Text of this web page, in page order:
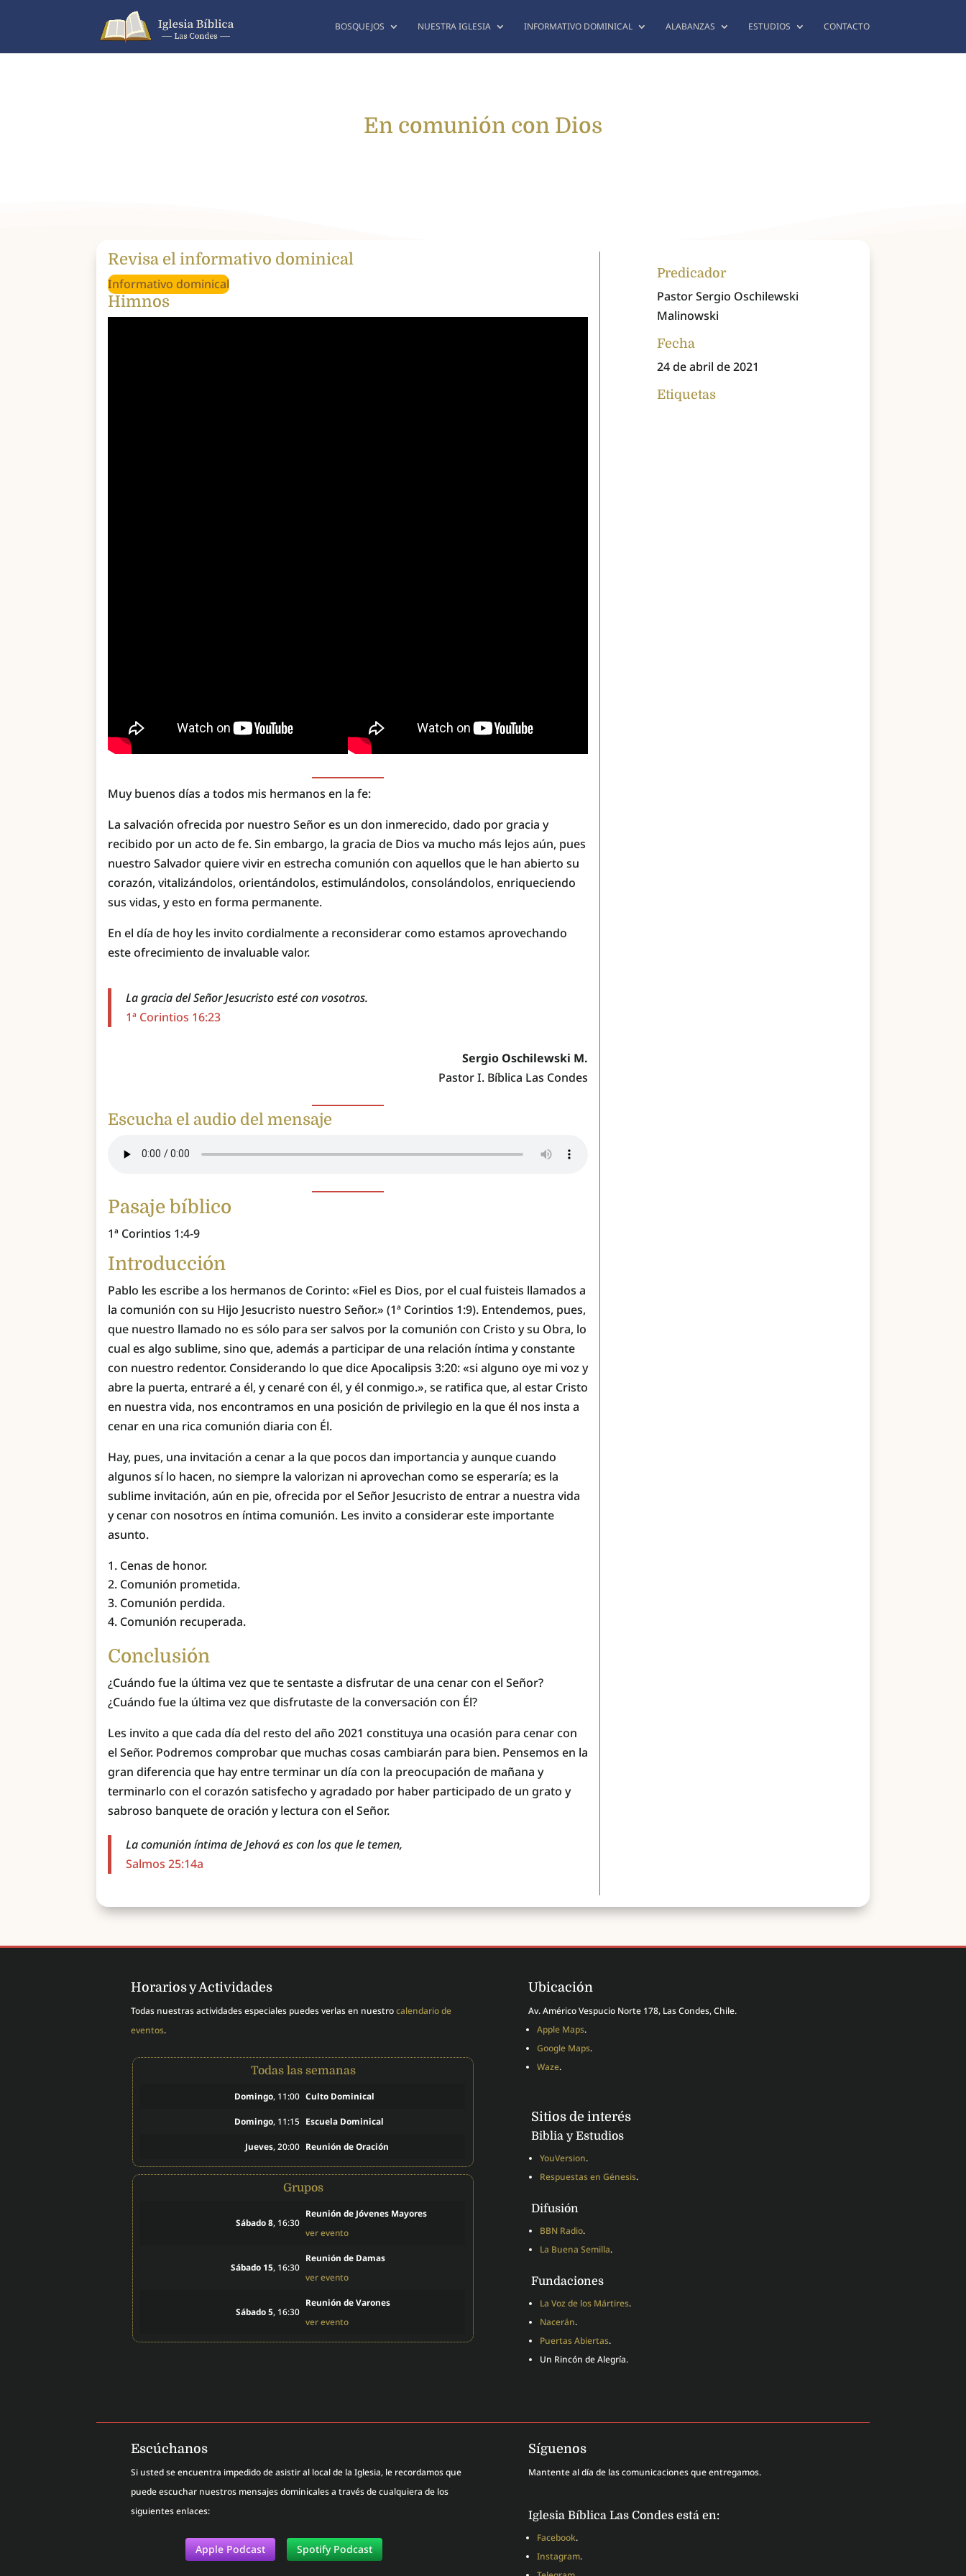
BOSQUEJOS NUESTRA IGLESIA INFORMATIVO DOMINICAL ALABANZAS ESTUDIOS CONTACTO
En comunión con Dios
Revisa el informativo dominical
Informativo dominical
Himnos
Muy buenos días a todos mis hermanos en la fe:
La salvación ofrecida por nuestro Señor es un don inmerecido, dado por gracia y
recibido por un acto de fe. Sin embargo, la gracia de Dios va mucho más lejos aún, pues
nuestro Salvador quiere vivir en estrecha comunión con aquellos que le han abierto su
corazón, vitalizándolos, orientándolos, estimulándolos, consolándolos, enriqueciendo
sus vidas, y esto en forma permanente.
En el día de hoy les invito cordialmente a reconsiderar como estamos aprovechando
este ofrecimiento de invaluable valor.
La gracia del Señor Jesucristo esté con vosotros.
1ª Corintios 16:23
Sergio Oschilewski M.
Pastor I. Bíblica Las Condes
Escucha el audio del mensaje
Pasaje bíblico
1ª Corintios 1:4-9
Introducción
Pablo les escribe a los hermanos de Corinto: «Fiel es Dios, por el cual fuisteis llamados a
la comunión con su Hijo Jesucristo nuestro Señor.» (1ª Corintios 1:9). Entendemos, pues,
que nuestro llamado no es sólo para ser salvos por la comunión con Cristo y su Obra, lo
cual es algo sublime, sino que, además a participar de una relación íntima y constante
con nuestro redentor. Considerando lo que dice Apocalipsis 3:20: «si alguno oye mi voz y
abre la puerta, entraré a él, y cenaré con él, y él conmigo.», se ratifica que, al estar Cristo
en nuestra vida, nos encontramos en una posición de privilegio en la que él nos insta a
cenar en una rica comunión diaria con Él.
Hay, pues, una invitación a cenar a la que pocos dan importancia y aunque cuando
algunos sí lo hacen, no siempre la valorizan ni aprovechan como se esperaría; es la
sublime invitación, aún en pie, ofrecida por el Señor Jesucristo de entrar a nuestra vida
y cenar con nosotros en íntima comunión. Les invito a considerar este importante
asunto.
Cenas de honor.
Comunión prometida.
Comunión perdida.
Comunión recuperada.
Conclusión
¿Cuándo fue la última vez que te sentaste a disfrutar de una cenar con el Señor?
¿Cuándo fue la última vez que disfrutaste de la conversación con Él?
Les invito a que cada día del resto del año 2021 constituya una ocasión para cenar con
el Señor. Podremos comprobar que muchas cosas cambiarán para bien. Pensemos en la
gran diferencia que hay entre terminar un día con la preocupación de mañana y
terminarlo con el corazón satisfecho y agradado por haber participado de un grato y
sabroso banquete de oración y lectura con el Señor.
La comunión íntima de Jehová es con los que le temen,
Salmos 25:14a
Predicador
Pastor Sergio Oschilewski
Malinowski
Fecha
24 de abril de 2021
Etiquetas
Horarios y Actividades
Todas nuestras actividades especiales puedes verlas en nuestrocalendario de
eventos.
Todas las semanas
Domingo, 11:00 Culto Dominical
Domingo, 11:15 Escuela Dominical
Jueves, 20:00 Reunión de Oración
Grupos
Sábado 8, 16:30
Reunión de Jóvenes Mayores
ver evento
Sábado 15, 16:30
Reunión de Damas
ver evento
Sábado 5, 16:30
Reunión de Varones
ver evento
Ubicación
Av. Américo Vespucio Norte 178, Las Condes, Chile.
Apple Maps.
Google Maps.
Waze.
Sitios de interés
Biblia y Estudios
YouVersion.
Respuestas en Génesis.
Difusión
BBN Radio.
La Buena Semilla.
Fundaciones
La Voz de los Mártires.
Nacerán.
Puertas Abiertas.
Un Rincón de Alegría.
Escúchanos
Si usted se encuentra impedido de asistir al local de la Iglesia, le recordamos que
puede escuchar nuestros mensajes dominicales a través de cualquiera de los
siguientes enlaces:
Apple Podcast Spotify Podcast
Síguenos
Mantente al día de las comunicaciones que entregamos.
Iglesia Bíblica Las Condes está en:
Facebook.
Instagram.